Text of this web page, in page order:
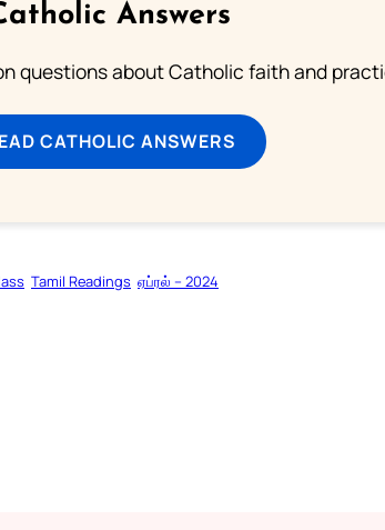
Answers
questions about Catholic faith and
CATHOLIC ANSWERS
Tamil Readings ஏப்ரல் – 2024